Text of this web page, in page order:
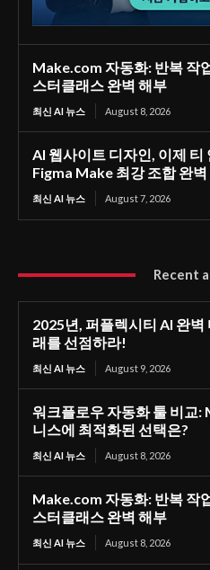
Make.com 자동화: 반복 작
스터클래스 완벽 해부
최신 AI 뉴스 August 8, 2026
AI 웹사이트 디자인, 이제 티
Figma Make 최강 조합 완벽
최신 AI 뉴스 August 7, 2026
Recent
2025년, 퍼플렉시티 AI 완
래를 선점하라!
최신 AI 뉴스 August 9, 2026
워크플로우 자동화 툴 비교:
니스에 최적화된 선택은?
최신 AI 뉴스 August 8, 2026
Make.com 자동화: 반복 작
스터클래스 완벽 해부
최신 AI 뉴스 August 8, 2026